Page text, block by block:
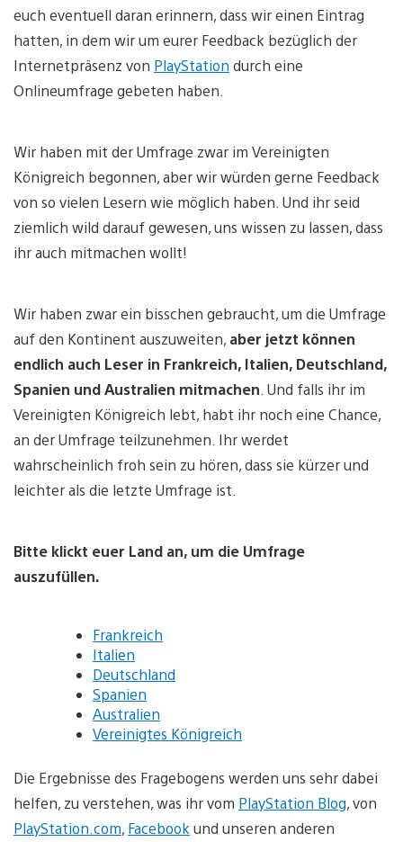
euch eventuell daran erinnern, dass wir einen Eintrag
hatten, in dem wir um eurer Feedback bezüglich der
Internetpräsenz von PlayStation durch eine
Onlineumfrage gebeten haben.
Wir haben mit der Umfrage zwar im Vereinigten
Königreich begonnen, aber wir würden gerne Feedback
von so vielen Lesern wie möglich haben. Und ihr seid
ziemlich wild darauf gewesen, uns wissen zu lassen, dass
ihr auch mitmachen wollt!
Wir haben zwar ein bisschen gebraucht, um die Umfrage
auf den Kontinent auszuweiten, aber jetzt können
endlich auch Leser in Frankreich, Italien, Deutschland,
Spanien und Australien mitmachen . Und falls ihr im
Vereinigten Königreich lebt, habt ihr noch eine Chance,
an der Umfrage teilzunehmen. Ihr werdet
wahrscheinlich froh sein zu hören, dass sie kürzer und
leichter als die letzte Umfrage ist.
Bitte klickt euer Land an, um die Umfrage
auszufüllen.
Frankreich
Italien
Deutschland
Spanien
Australien
Vereinigtes Königreich
Die Ergebnisse des Fragebogens werden uns sehr dabei
helfen, zu verstehen, was ihr vom PlayStation Blog, von
PlayStation.com, Facebook und unseren anderen